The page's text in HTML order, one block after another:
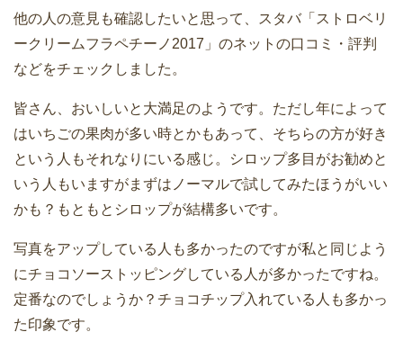
他の人の意見も確認したいと思って、スタバ「ストロベリ
ークリームフラペチーノ2017」のネットの口コミ・評判
などをチェックしました。
皆さん、おいしいと大満足のようです。ただし年によって
はいちごの果肉が多い時とかもあって、そちらの方が好き
という人もそれなりにいる感じ。シロップ多目がお勧めと
いう人もいますがまずはノーマルで試してみたほうがいい
かも？もともとシロップが結構多いです。
写真をアップしている人も多かったのですが私と同じよう
にチョコソーストッピングしている人が多かったですね。
定番なのでしょうか？チョコチップ入れている人も多かっ
た印象です。